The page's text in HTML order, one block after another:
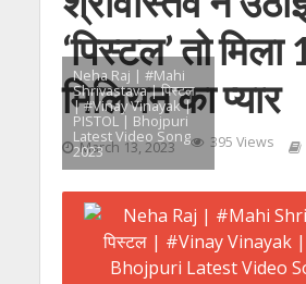
‘पिस्टल’ तो मिला
मिलियन का प्यार
March 13, 2023 395 Views
Neha Raj | #Mahi
Shrivastava | पिस्टल
| #Vinay Vinayak |
PISTOL | Bhojpuri
Latest Video Song
2023